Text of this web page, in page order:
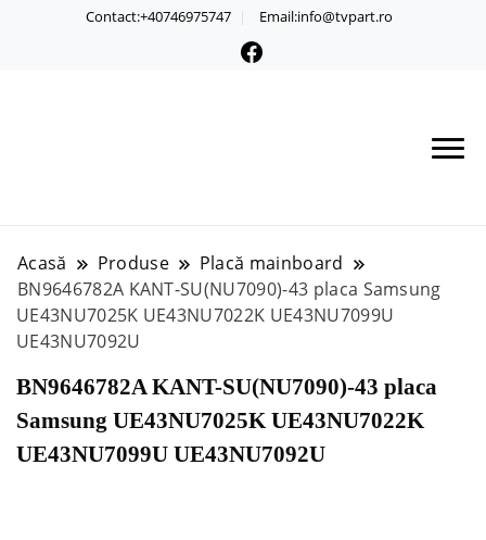
Contact:+40746975747 Email:info@tvpart.ro
Acasă Produse
Placă mainboard
BN9646782A KANT-SU(NU7090)-43 placa Samsung
UE43NU7025K UE43NU7022K UE43NU7099U
UE43NU7092U
BN9646782A KANT-SU(NU7090)-43 placa
Samsung UE43NU7025K UE43NU7022K
UE43NU7099U UE43NU7092U